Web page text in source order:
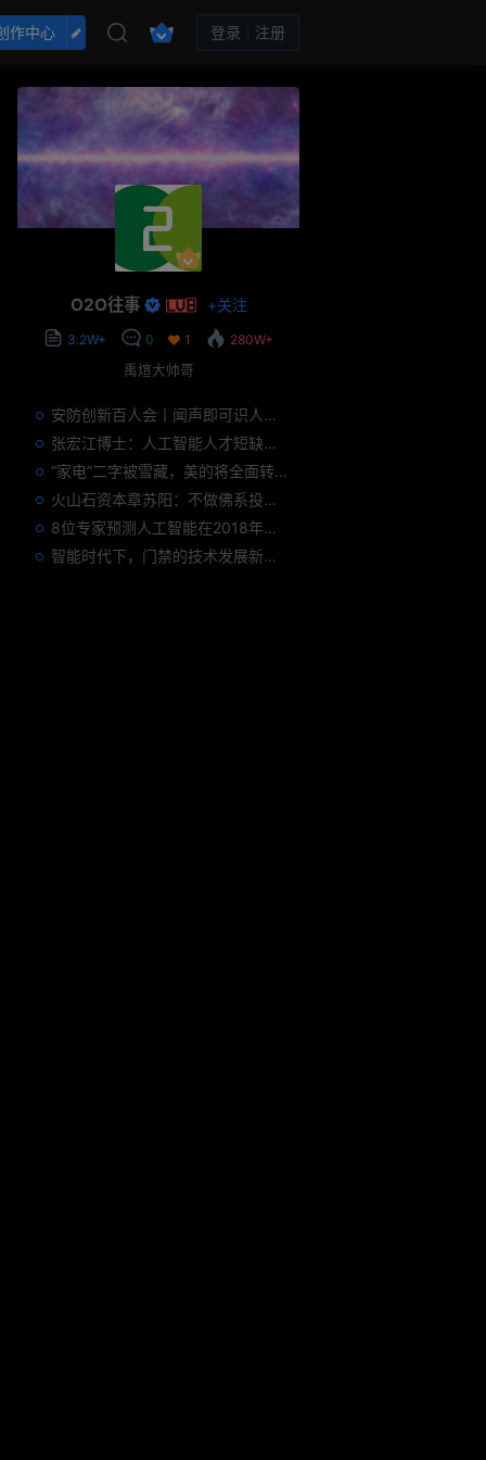
作中心 登录 注册
O2O往事 +关注
3.2W+ 0 1
280W+
禹煊大帅哥
安防创新百人会丨闻声即可识人，虚拟诈骗的克星——声纹识别
张宏江博士：人工智能人才短缺是世界性问题
“家电”二字被雪藏，美的将全面转型智能制造？
火山石资本章苏阳：不做佛系投资人，为企业价值战斗到底
8位专家预测人工智能在2018年对我们的影响
智能时代下，门禁的技术发展新趋势